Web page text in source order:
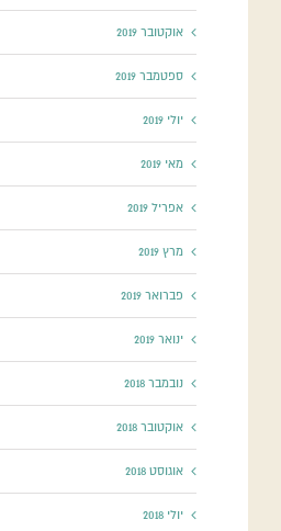
אוקטובר 2019
ספטמבר 2019
יולי 2019
מאי 2019
אפריל 2019
מרץ 2019
פברואר 2019
ינואר 2019
נובמבר 2018
אוקטובר 2018
אוגוסט 2018
יולי 2018